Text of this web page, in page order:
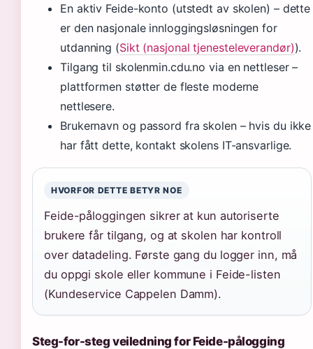
En aktiv Feide-konto (utstedt av skolen) – dette
er den nasjonale innloggingsløsningen for
utdanning (Sikt (nasjonal tjenesteleverandør)).
Tilgang til skolenmin.cdu.no via en nettleser –
plattformen støtter de fleste moderne
nettlesere.
Brukernavn og passord fra skolen – hvis du ikke
har fått dette, kontakt skolens IT-ansvarlige.
HVORFOR DETTE BETYR NOE
Feide-påloggingen sikrer at kun autoriserte
brukere får tilgang, og at skolen har kontroll
over datadeling. Første gang du logger inn, må
du oppgi skole eller kommune i Feide-listen
(Kundeservice Cappelen Damm).
Steg-for-steg veiledning for Feide-pålogging